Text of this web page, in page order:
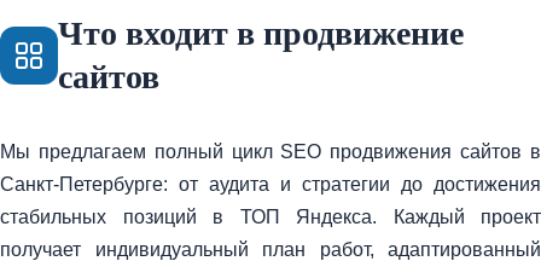
Что входит в продвижение
сайтов
Мы предлагаем полный цикл SEO продвижения сайтов в
Санкт-Петербурге: от аудита и стратегии до достижения
стабильных позиций в ТОП Яндекса. Каждый проект
получает индивидуальный план работ, адаптированный